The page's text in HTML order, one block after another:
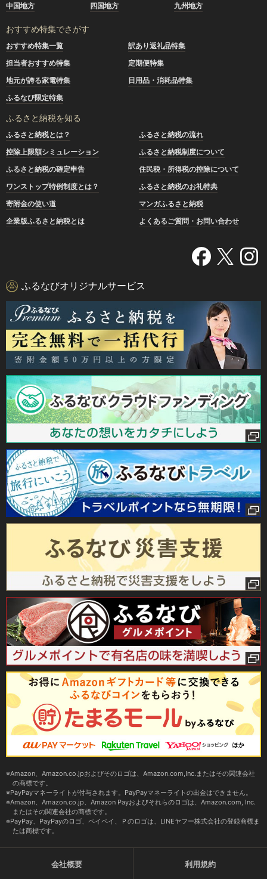
中国地方
四国地方 九州地方
おすすめ特集でさがす
おすすめ特集一覧
訳あり返礼品特集
担当者おすすめ特集
定期便特集
地元が誇る家電特集
日用品・消耗品特集
ふるなび限定特集
ふるさと納税を知る
ふるさと納税とは？
ふるさと納税の流れ
控除上限額シミュレーション
ふるさと納税制度について
ふるさと納税の確定申告
住民税・所得税の控除について
ワンストップ特例制度とは？
ふるさと納税のお礼特典
寄附金の使い道
マンガふるさと納税
企業版ふるさと納税とは
よくあるご質問・お問い合わせ
ふるなびオリジナルサービス
Amazon、Amazon.co.jpおよびそのロゴは、Amazon.com,Inc.またはその関連会社
の商標です。
PayPayマネーライトが付与されます。PayPayマネーライトの出金はできません。
Amazon、Amazon.co.jp、Amazon Payおよびそれらのロゴは、Amazon.com, Inc.
またはその関連会社の商標です。
PayPay、PayPayのロゴ、ペイペイ、Ｐのロゴは、LINEヤフー株式会社の登録商標ま
たは商標です。
会社概要 利用規約